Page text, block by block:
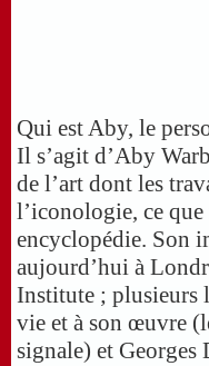
Qui est Aby, le
Il s’agit d’Aby
de l’art dont les
l’iconologie, ce
encyclopédie. Son
aujourd’hui à
Institute ; plusieurs
vie et à son œuvre
signale) et Georges